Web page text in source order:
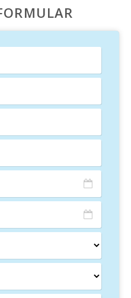
mit einem Ofen,
Wasserkocher,
Darüber hinaus gibt
Gäste gewährleisten.
Lage direkt
finden sich verschiedene
Restaurants,
Pools. Auch Banken,
sind in der Nähe,
Küstenwege und
und es ermöglichen,
die nur 5 km
ihr römisches Theater
mit ihrer markanten